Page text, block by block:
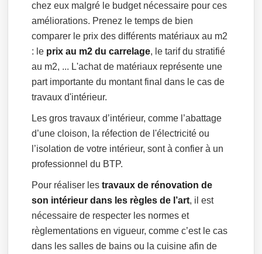
chez eux malgré le budget nécessaire pour ces
améliorations. Prenez le temps de bien
comparer le prix des différents matériaux au m2
: le prix au m2 du carrelage, le tarif du stratifié
au m2, ... L'achat de matériaux représente une
part importante du montant final dans le cas de
travaux d'intérieur.
Les gros travaux d’intérieur, comme l’abattage
d’une cloison, la réfection de l'électricité ou
l’isolation de votre intérieur, sont à confier à un
professionnel du BTP.
Pour réaliser lestravaux de rénovation de
son intérieur dans les règles de l’art, il est
nécessaire de respecter les normes et
règlementations en vigueur, comme c’est le cas
dans les salles de bains ou la cuisine afin de